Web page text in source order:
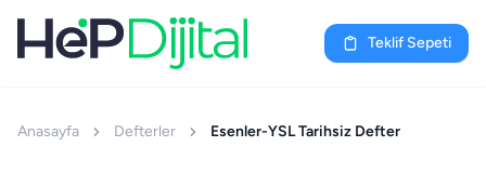
Teklif Sepeti
Anasayfa Defterler Esenler-YSL Tarihsiz Defter